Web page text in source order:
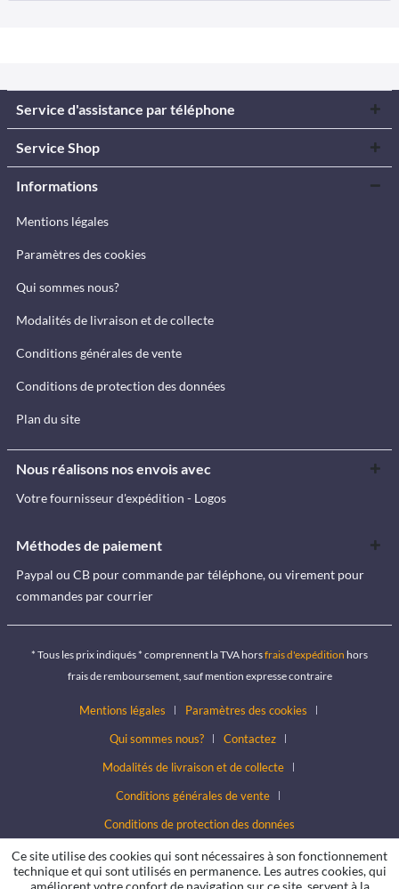
Service d'assistance par téléphone
Service Shop
Informations
Mentions légales
Paramètres des cookies
Qui sommes nous?
Modalités de livraison et de collecte
Conditions générales de vente
Conditions de protection des données
Plan du site
Nous réalisons nos envois avec
Votre fournisseur d'expédition - Logos
Méthodes de paiement
Paypal ou CB pour commande par téléphone, ou virement pour
commandes par courrier
* Tous les prix indiqués * comprennent la TVA horsfrais d'expédition hors
frais de remboursement, sauf mention expresse contraire
Mentions légales
Paramètres des cookies
Qui sommes nous?
Contactez
Modalités de livraison et de collecte
Conditions générales de vente
Conditions de protection des données
Ce site utilise des cookies qui sont nécessaires à son fonctionnement
technique et qui sont utilisés en permanence. Les autres cookies, qui
améliorent votre confort de navigation sur ce site, servent à la